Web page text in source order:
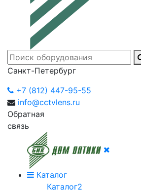
Санкт-Петербург
+7 (812) 447-95-55
info@cctvlens.ru
Обратная
связь
Каталог
Каталог2